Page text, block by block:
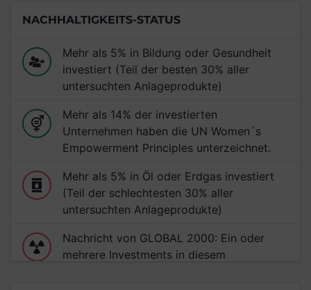
NACHHALTIGKEITS-STATUS
Mehr als 5% in Bildung oder Gesundheit
investiert (Teil der besten 30% aller
untersuchten Anlageprodukte)
Mehr als 14% der investierten
Unternehmen haben die UN Women´s
Empowerment Principles unterzeichnet.
Mehr als 5% in Öl oder Erdgas investiert
(Teil der schlechtesten 30% aller
untersuchten Anlageprodukte)
Nachricht von GLOBAL 2000: Ein oder
mehrere Investments in diesem